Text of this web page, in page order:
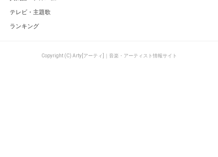
テレビ・主題歌
ランキング
Copyright (C) Arty[アーティ]｜音楽・アーティスト情報サイト